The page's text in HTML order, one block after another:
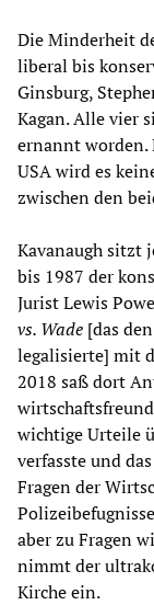
Die Minderheit
liberal bis
Ginsburg,
Kagan. Alle vier
ernannt worden.
USA wird es
zwischen den
Kavanaugh sitzt
bis 1987 der
Jurist Lewis
vs. Wade [das
legalisierte] mit
2018 saß dort
wichtige Urteile
verfasste und
Fragen der
aber zu Fragen
nimmt der
Kirche ein.